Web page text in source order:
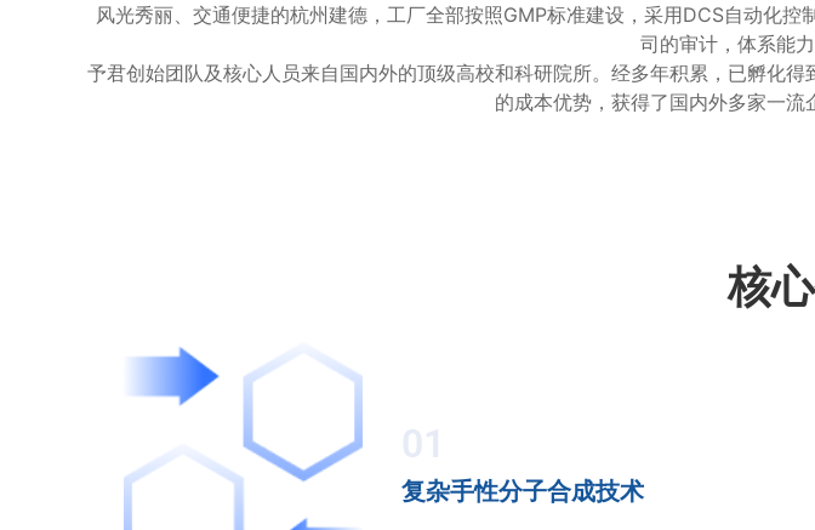
风光秀丽、交通便捷的杭州建德，工厂全部按照GMP标准建设，采用DCS自动化
司的审计，体系能
予君创始团队及核心人员来自国内外的顶级高校和科研院所。经多年积累，已孵化
的成本优势，获得了国内外多家一流
核
01
复杂手性分子合成技术